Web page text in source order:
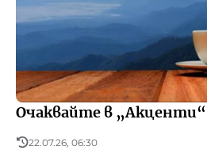
Очаквайте в
22.07.26, 06:30